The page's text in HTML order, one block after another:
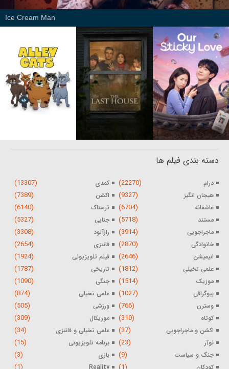
Ice Cream Man
دسته بندی فیلم ها
درام (22270) کمدی (13307)
هیجان انگیز (9327) اکشن (7389)
عاشقانه (6704) ترسناک (6140)
مستند (5718) جنایی (5327)
ماجراجویی (3914) رازآلود (3308)
خانوادگی (2870) فانتزی (2654)
انیمیشن (2646) فیلم تلویزیونی (1924)
علمی تخیلی (1812) تاریخی (1787)
موزیک (1514) جنگی (1090)
بیوگرافی (1027) علمی تخیلی (874)
وسترن (766) ورزشی (505)
کوتاه (310) موزیکال (309)
اکشن و ماجراجویی (37) علمی تخیلی و فانتزی (34)
نوآر (23) برنامه تلویزیونی (15)
جنگ و سیاست (9) بازی (3)
کودکان Reality